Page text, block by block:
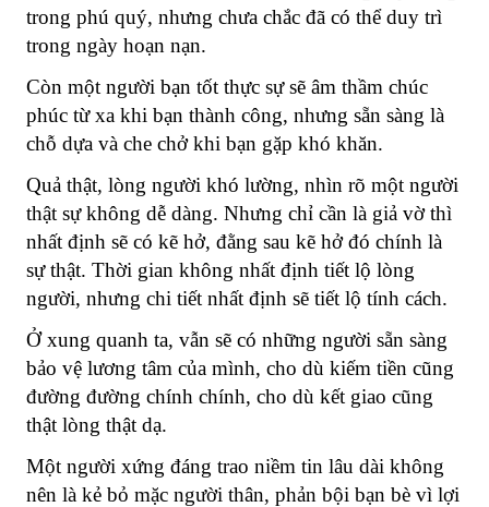
trong phú quý, nhưng chưa chắc đã có thể duy trì
trong ngày hoạn nạn.
Còn một người bạn tốt thực sự sẽ âm thầm chúc
phúc từ xa khi bạn thành công, nhưng sẵn sàng là
chỗ dựa và che chở khi bạn gặp khó khăn.
Quả thật, lòng người khó lường, nhìn rõ một người
thật sự không dễ dàng. Nhưng chỉ cần là giả vờ thì
nhất định sẽ có kẽ hở, đằng sau kẽ hở đó chính là
sự thật. Thời gian không nhất định tiết lộ lòng
người, nhưng chi tiết nhất định sẽ tiết lộ tính cách.
Ở xung quanh ta, vẫn sẽ có những người sẵn sàng
bảo vệ lương tâm của mình, cho dù kiếm tiền cũng
đường đường chính chính, cho dù kết giao cũng
thật lòng thật dạ.
Một người xứng đáng trao niềm tin lâu dài không
nên là kẻ bỏ mặc người thân, phản bội bạn bè vì lợi